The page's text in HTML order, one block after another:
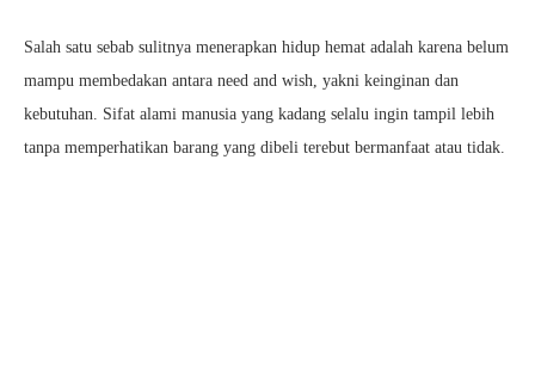
Salah satu sebab sulitnya menerapkan hidup hemat adalah karena belum
mampu membedakan antara need and wish, yakni keinginan dan
kebutuhan. Sifat alami manusia yang kadang selalu ingin tampil lebih
tanpa memperhatikan barang yang dibeli terebut bermanfaat atau tidak.